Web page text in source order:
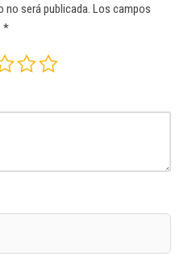
no será publicada. Los campos
*